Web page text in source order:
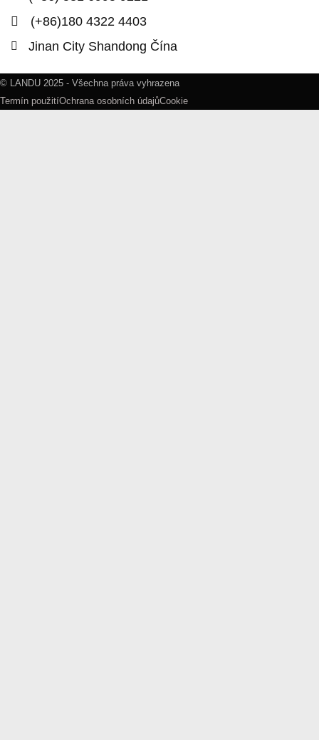
(+86)180 4322 4403
Jinan City Shandong Čína
© LANDU 2025 - Všechna práva vyhrazena
Termín použitíOchrana osobních údajůCookie